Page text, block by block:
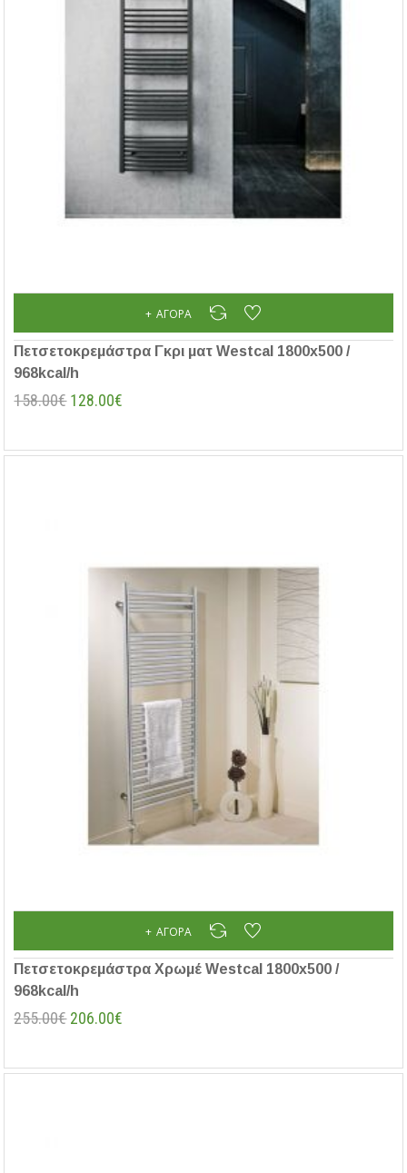
Πετσετοκρεμάστρα Γκρι ματ Westcal 1800x500 /
968kcal/h
158.00€ 128.00€
ΑΓΟΡΆ
Πετσετοκρεμάστρα Χρωμέ Westcal 1800x500 /
968kcal/h
255.00€ 206.00€
ΑΓΟΡΆ